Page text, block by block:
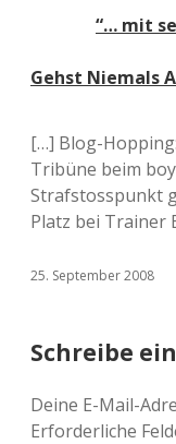
“… mit
Gehst Niemals
[…] Blog-
Tribüne beim
Strafstosspunkt
Platz bei Trainer
25. September 2008
Schreibe
Deine E-Mail-
Erforderliche